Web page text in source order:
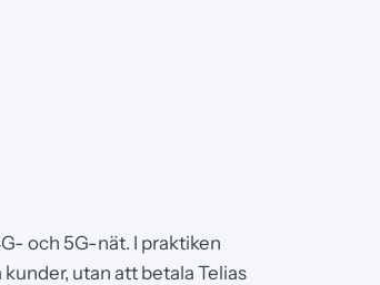
och 5G-nät. I praktiken
utan att betala Telias